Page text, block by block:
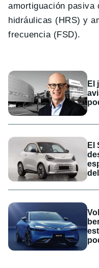
amortiguación pasiva
hidráulicas (HRS) y
frecuencia (FSD).
El
El